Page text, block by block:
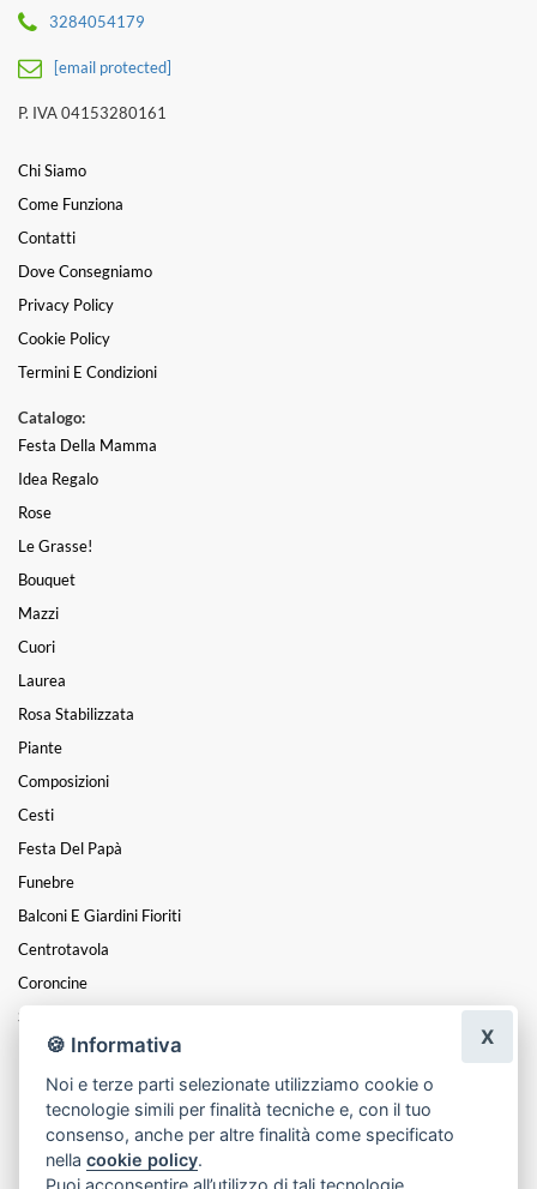
3284054179
[email protected]
P. IVA 04153280161
Chi Siamo
Come Funziona
Contatti
Dove Consegniamo
Privacy Policy
Cookie Policy
Termini E Condizioni
Catalogo:
Festa Della Mamma
Idea Regalo
Rose
Le Grasse!
Bouquet
Mazzi
Cuori
Laurea
Rosa Stabilizzata
Piante
Composizioni
Cesti
Festa Del Papà
Funebre
Balconi E Giardini Fioriti
Centrotavola
Coroncine
San Valentino
Festa Della Donna
Non Solo Vero
Festa Dei Nonni
🍪 Informativa
Noi e terze parti selezionate utilizziamo cookie o
tecnologie simili per finalità tecniche e, con il tuo
consenso, anche per altre finalità come specificato
nellacookie policy.
Puoi acconsentire all’utilizzo di tali tecnologie
X